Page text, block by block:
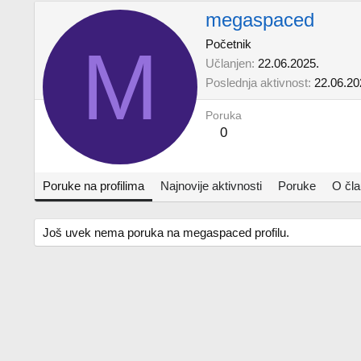
M
megaspaced
Početnik
Učlanjen 22.06.2025.
Poslednja aktivnost
Poruka
0
Poruke na profilima Najnovije aktivnosti Poruke O
Još uvek nema poruka na megaspaced profilu.